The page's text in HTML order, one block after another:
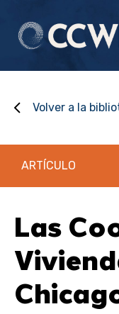
Volver a la
Las
ARTÍCULO